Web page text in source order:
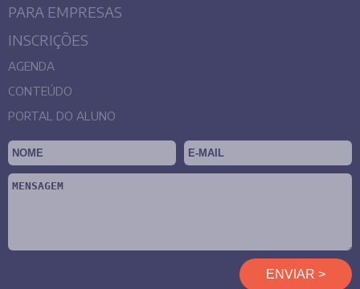
PARA EMPRESAS
INSCRIÇÕES
AGENDA
CONTEÚDO
PORTAL DO ALUNO